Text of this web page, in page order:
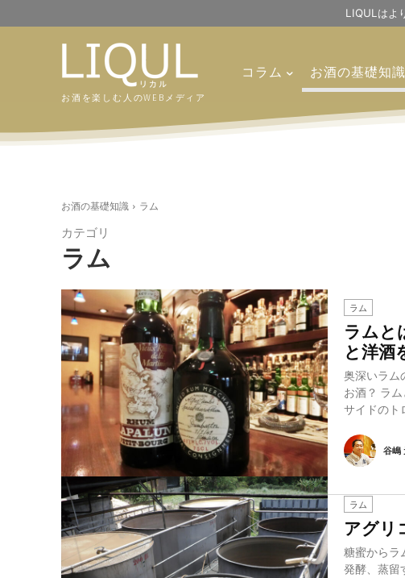
LIQULはよ
お酒を楽しむ人のWEBメディア
コラム お酒の基礎知識
お酒の基礎知識 ラム
カテゴリ
ラム
ラム
ラムと
と洋酒
奥深いラム
お酒？ ラムといえば、南の島のお酒や海賊のイメージでしょうか。ビーチ
サイドのト
谷嶋
ラム
アグリ
糖蜜からラ
発酵、蒸留